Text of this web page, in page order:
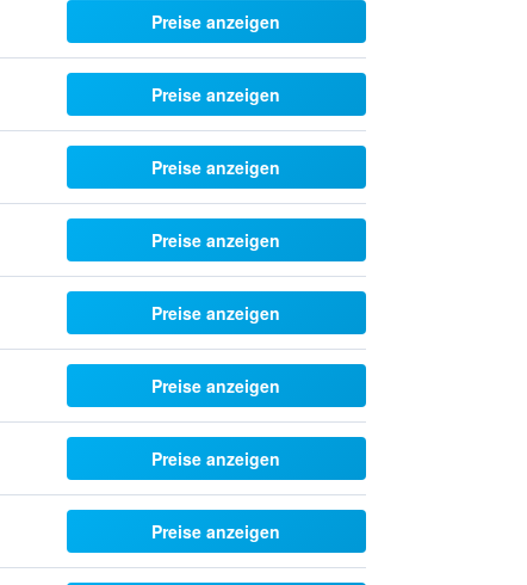
Preise anzeigen
Preise anzeigen
Preise anzeigen
Preise anzeigen
Preise anzeigen
Preise anzeigen
Preise anzeigen
Preise anzeigen